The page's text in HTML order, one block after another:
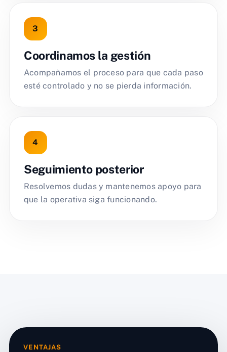
Coordinamos la gestión
Acompañamos el proceso para que cada paso
esté controlado y no se pierda información.
Seguimiento posterior
Resolvemos dudas y mantenemos apoyo para
que la operativa siga funcionando.
VENTAJAS